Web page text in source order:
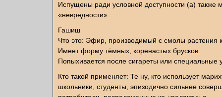
Испущены ради условной доступности (а) также
«невредности».
Гашиш
Что это: Эфир, производимый с смолы растения
Имеет форму тёмных, коренастых брусков.
Попыхивается после сигареты или специальные
Кто такой применяет: Те ну, кто использует
школьники, студенты, эпизодично сильнее